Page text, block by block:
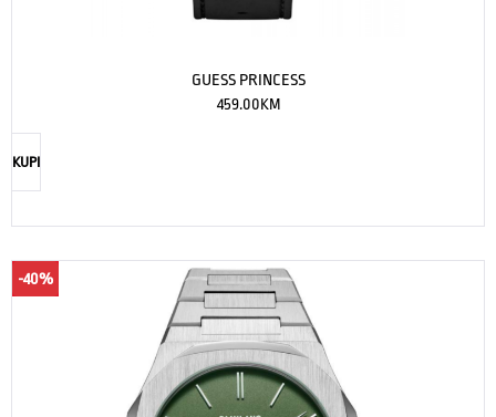
GUESS PRINCESS
459.00KM
KUPI
-40%